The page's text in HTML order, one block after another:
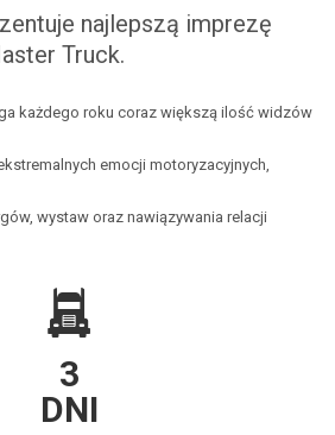
najlepszą imprezę
Truck.
każdego roku coraz większą ilość widzów
emocji motoryzacyjnych,
wystaw oraz nawiązywania relacji
3
DNI